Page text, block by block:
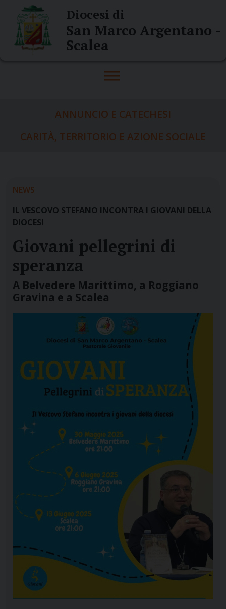
content
Diocesi di
San Marco Argentano -
Scalea
ANNUNCIO E CATECHESI
CARITÀ, TERRITORIO E AZIONE SOCIALE
NEWS
IL VESCOVO STEFANO INCONTRA I GIOVANI DELLA
DIOCESI
Giovani pellegrini di
speranza
A Belvedere Marittimo, a Roggiano
Gravina e a Scalea